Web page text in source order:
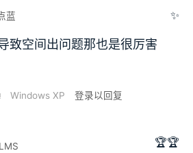
蓝 ✨
致空间出问题那也是很厉害
Windows XP 登录以回复
🏆🏆